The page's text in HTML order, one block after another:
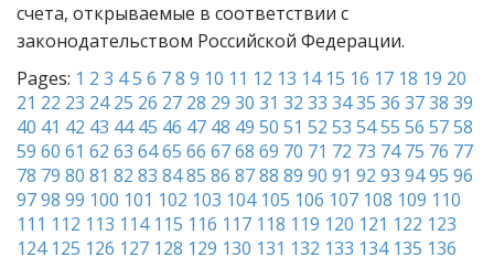
счета, открываемые в соответствии с
законодательством Российской Федерации.
Pages: 1 2 3 45 6 78 9 10 11 12 13 14 15 16 17 18 19 20
21 22 23 24 25 26 27 28 29 30 31 32 33 3435 36 3738 39
40 41 42 43 44 45 46 47 48 49 50 51 52 53 5455 56 5758
59 60 61 62 63 6465 66 6768 69 70 71 72 73 74 75 76 77
78 79 80 81 82 83 8485 86 8788 89 90 91 92 93 9495 96
9798 99 100 101 102 103 104 105 106 107 108 109 110
111 112 113 114 115 116 117 118 119 120 121 122 123
124 125 126 127 128 129 130 131 132 133 134 135 136